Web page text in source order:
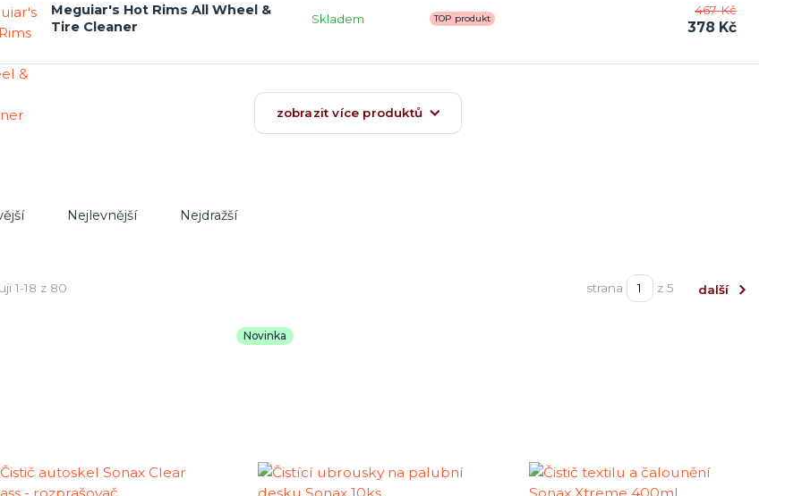
Meguiar's Hot Rims All Wheel &
Tire Cleaner
Skladem TOP produkt
467 Kč
378 Kč
zobrazit více produktů
Nejlevnější Nejdražší
1-18 z 80 strana z 5 další
Novinka